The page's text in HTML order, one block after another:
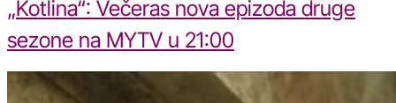
„Kotlina“: Večeras nova epizoda druge
sezone na MYTV u 21:00